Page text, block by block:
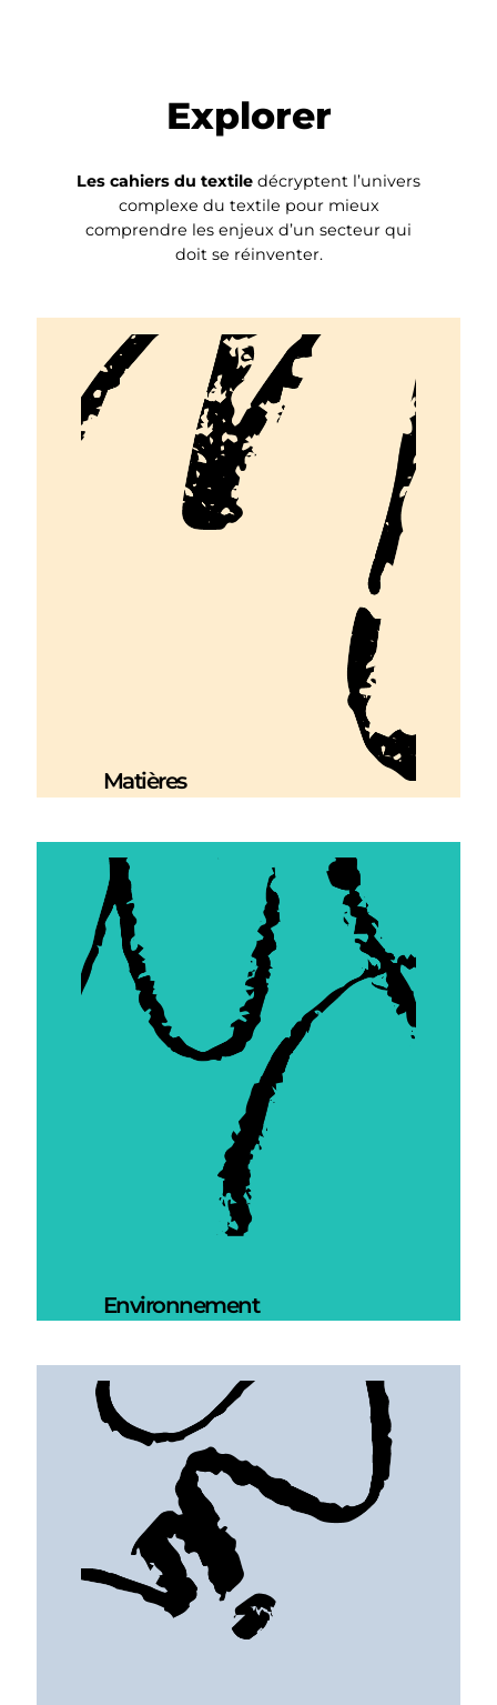
Explorer
Les cahiers du textile décryptent l’univers
complexe du textile pour mieux
comprendre les enjeux d’un secteur qui
doit se réinventer.
Matières
Environnement